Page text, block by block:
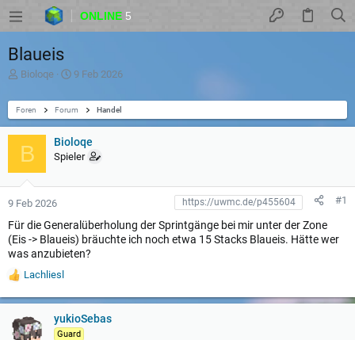
ONLINE 5
Blaueis
T
e
m
e
n
s
t
a
t
r
Bioloqe
D
t
u
m
S
t
a
t
9 Feb 2026
Foren Forum Handel
B Bioloqe
Spieler
9 Feb 2026 #1
Für die Generalüberholung der Sprintgänge bei mir unter der Zone
(Eis -> Blaueis) bräuchte ich noch etwa 15 Stacks Blaueis. Hätte wer
was anzubieten?
W
r
u
Lachliesl
yukioSebas
Guard